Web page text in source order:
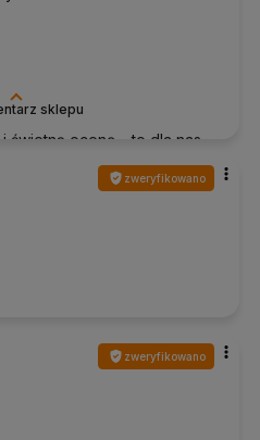
sklepu
świetną ocenę – to dla nas
zweryfikowano
zweryfikowano